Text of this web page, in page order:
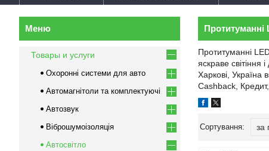
Протитуманні
Протитуманні
яскраве
Харкові, Україна
Cashback,
Товары и услуги
Охоронні системи для авто
Автомагнітоли та комплектуючі
Автозвук
Віброшумоізоляція
Автосвітло